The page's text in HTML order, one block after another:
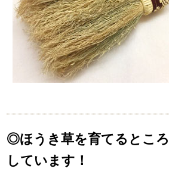
◎ほうき草を育てるとこ
しています！